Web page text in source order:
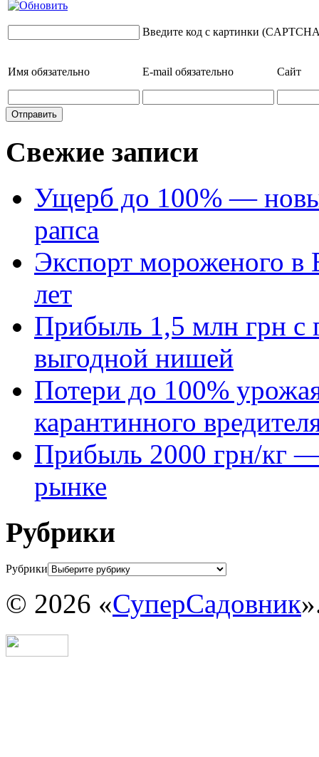
Введите код с картинки
Имя обязательно E-mail обязательно Сайт
Свежие записи
Ущерб до 100% —
рапса
Экспорт мороженого в
лет
Прибыль 1,5 млн грн с
выгодной нишей
Потери до 100%
карантинного
Прибыль 2000 грн/кг —
рынке
Рубрики
Рубрики
© 2026 «СуперСадовник